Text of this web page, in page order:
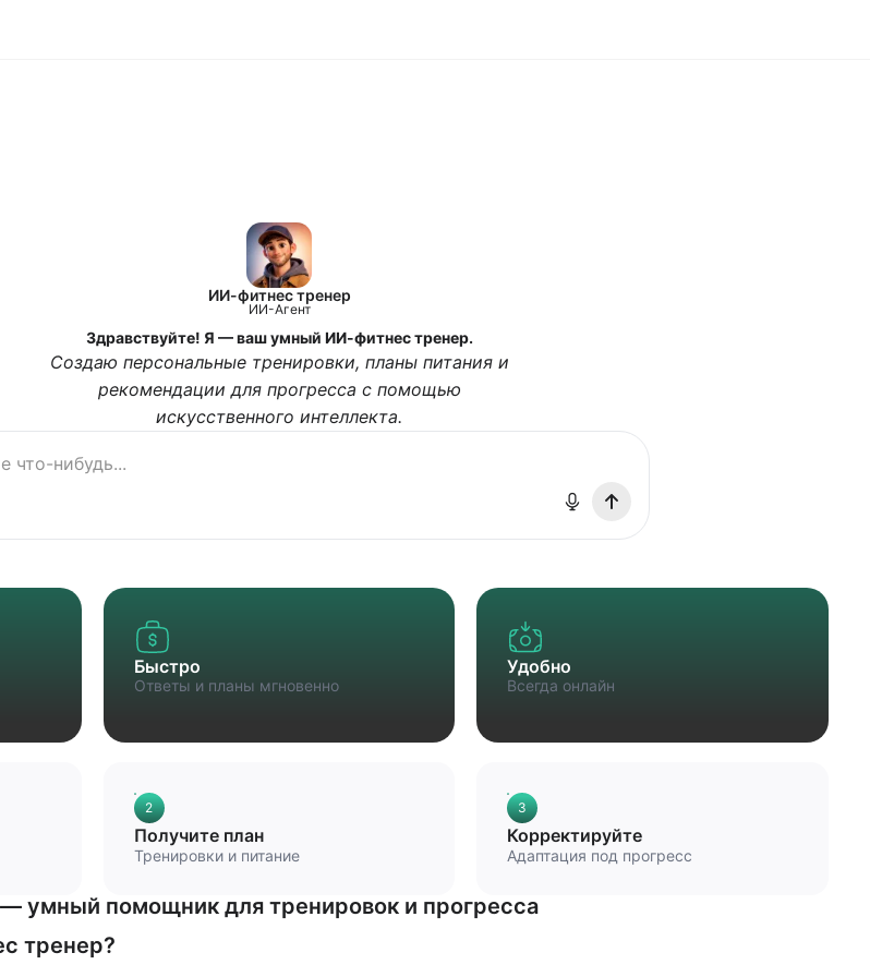
ИИ-фитнес тренер
ИИ-Агент
Здравствуйте! Я — ваш умный ИИ-фитнес тренер.
Создаю персональные тренировки, планы питания и
рекомендации для прогресса с помощью
искусственного интеллекта.
Быстро
Ответы и планы мгновенно
Удобно
Всегда онлайн
2
Получите план
Тренировки и питание
3
Корректируйте
Адаптация под прогресс
умный помощник для тренировок и прогресса
тренер?